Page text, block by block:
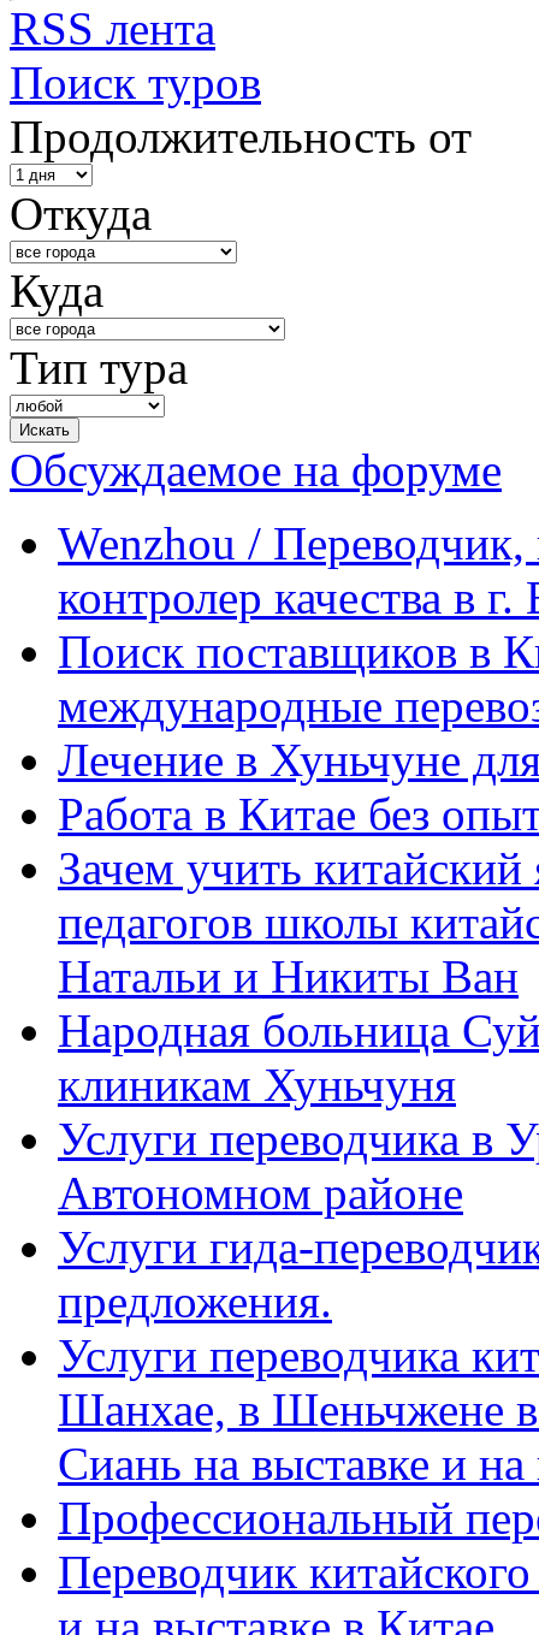
RSS лента
Поиск туров
Продолжительность от
Откуда
Куда
Тип тура
Обсуждаемое на форуме
Wenzhou / Переводчик,
контролер качества в
Поиск поставщиков в
международные
Лечение в Хуньчуне
Работа в Китае без
Зачем учить
педагогов школы
Натальи и Никиты Ван
Народная больница
клиникам Хуньчуня
Услуги переводчика в
Автономном районе
Услуги гида-
предложения.
Услуги переводчика
Шанхае, в Шеньчжене
Сиань на выставке и
Профессиональный
Переводчик